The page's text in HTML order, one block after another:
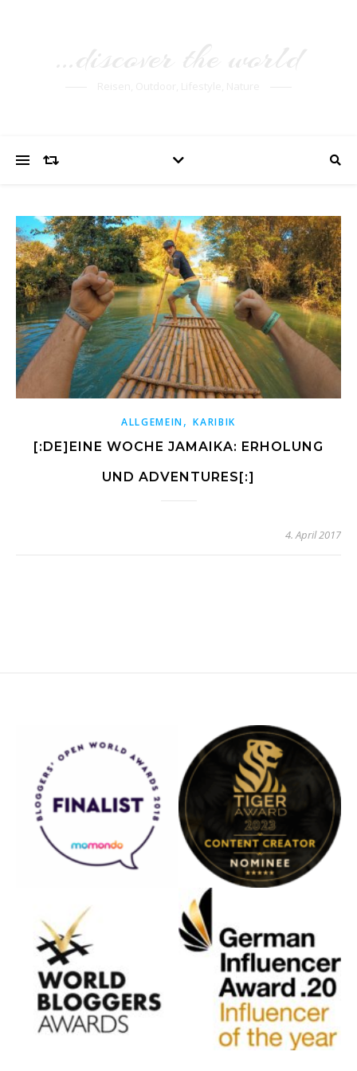
ALLGEMEIN,KARIBIK
[:DE]EINE WOCHE JAMAIKA: ERHOLUNG
UND ADVENTURES[:]
4. April 2017